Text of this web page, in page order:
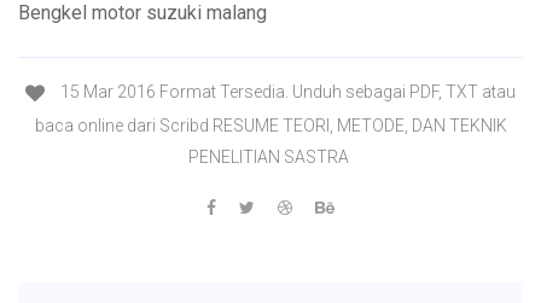
Bengkel motor suzuki malang
15 Mar 2016 Format Tersedia. Unduh sebagai PDF, TXT atau
baca online dari Scribd RESUME TEORI, METODE, DAN TEKNIK
PENELITIAN SASTRA